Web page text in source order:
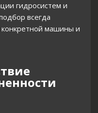
гидросистем и
всегда
машины и